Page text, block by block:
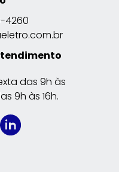
4260
das 9h às
9h às 16h.